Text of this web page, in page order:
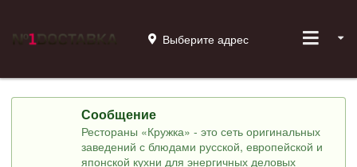
Выберите адрес
Сообщение
Рестораны «Кружка» - это сеть оригинальных
заведений с блюдами русской, европейской и
японской кухни для энергичных деловых